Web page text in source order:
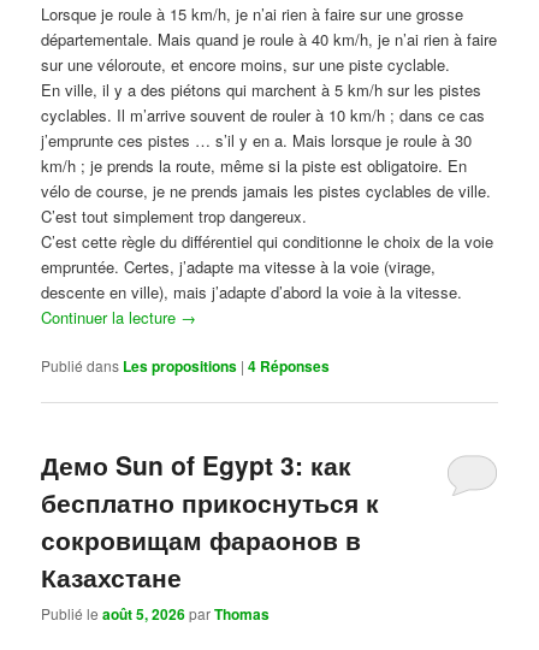
Lorsque je roule à 15 km/h, je n’ai rien à faire sur une grosse
départementale. Mais quand je roule à 40 km/h, je n’ai rien à faire
sur une véloroute, et encore moins, sur une piste cyclable.
En ville, il y a des piétons qui marchent à 5 km/h sur les pistes
cyclables. Il m’arrive souvent de rouler à 10 km/h ; dans ce cas
j’emprunte ces pistes … s’il y en a. Mais lorsque je roule à 30
km/h ; je prends la route, même si la piste est obligatoire. En
vélo de course, je ne prends jamais les pistes cyclables de ville.
C’est tout simplement trop dangereux.
C’est cette règle du différentiel qui conditionne le choix de la voie
empruntée. Certes, j’adapte ma vitesse à la voie (virage,
descente en ville), mais j’adapte d’abord la voie à la vitesse.
Continuer la lecture →
Publié dans Les propositions |4 Réponses
Демо Sun of Egypt 3: как
бесплатно прикоснуться к
сокровищам фараонов в
Казахстане
Publié leaoût 5, 2026parThomas